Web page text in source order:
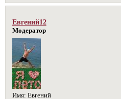
Евгений12
Модератор
Имя: Евгений